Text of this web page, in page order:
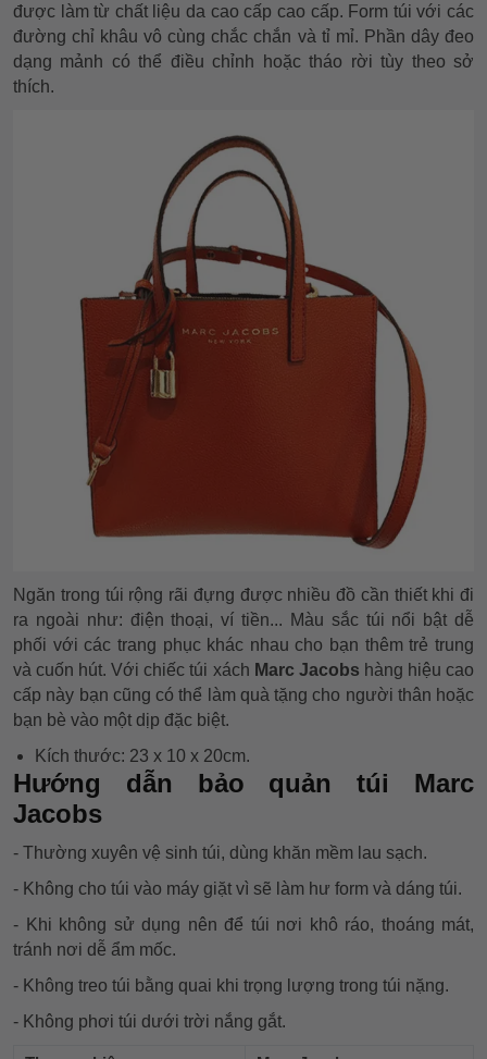
được làm từ chất liệu da cao cấp cao cấp. Form túi với các
đường chỉ khâu vô cùng chắc chắn và tỉ mỉ. Phần dây đeo
dạng mảnh có thể điều chỉnh hoặc tháo rời tùy theo sở
thích.
Ngăn trong túi rộng rãi đựng được nhiều đồ cần thiết khi đi
ra ngoài như: điện thoại, ví tiền... Màu sắc túi nổi bật dễ
phối với các trang phục khác nhau cho bạn thêm trẻ trung
và cuốn hút. Với chiếc túi xách Marc Jacobs hàng hiệu cao
cấp này bạn cũng có thể làm quà tặng cho người thân hoặc
bạn bè vào một dịp đặc biệt.
Kích thước: 23 x 10 x 20cm.
Hướng dẫn bảo quản túi Marc
Jacobs
- Thường xuyên vệ sinh túi, dùng khăn mềm lau sạch.
- Không cho túi vào máy giặt vì sẽ làm hư form và dáng túi.
- Khi không sử dụng nên để túi nơi khô ráo, thoáng mát,
tránh nơi dễ ẩm mốc.
- Không treo túi bằng quai khi trọng lượng trong túi nặng.
- Không phơi túi dưới trời nắng gắt.